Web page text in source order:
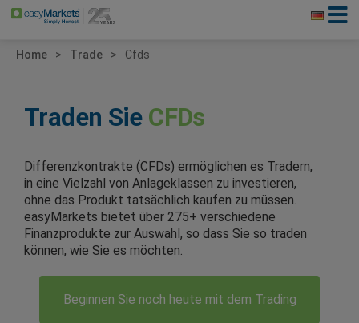
Home Trade Cfds
Traden Sie CFDs
Differenzkontrakte (CFDs) ermöglichen es Tradern,
in eine Vielzahl von Anlageklassen zu investieren,
ohne das Produkt tatsächlich kaufen zu müssen.
easyMarkets bietet über 275+ verschiedene
Finanzprodukte zur Auswahl, so dass Sie so traden
können, wie Sie es möchten.
Beginnen Sie noch heute mit dem Trading